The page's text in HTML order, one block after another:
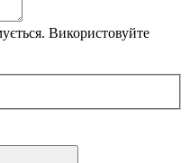
Використовуйте